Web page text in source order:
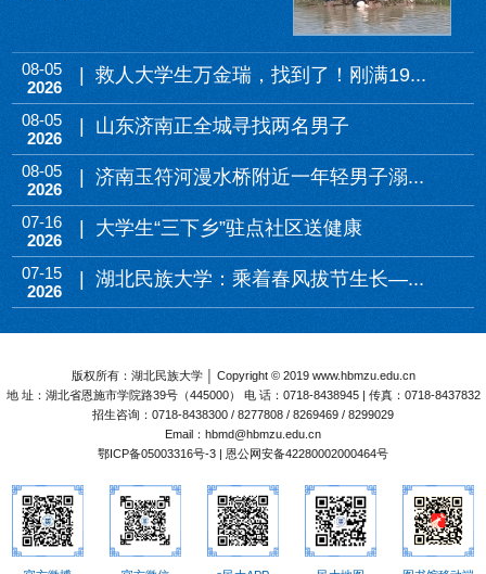
08-05
2026
| 救人大学生万金瑞，找到了！刚满19...
08-05
2026
| 山东济南正全城寻找两名男子
08-05
2026
| 济南玉符河漫水桥附近一年轻男子溺...
07-16
2026
| 大学生“三下乡”驻点社区送健康
07-15
2026
| 湖北民族大学：乘着春风拔节生长—...
版权所有：湖北民族大学 │ Copyright © 2019 www.hbmzu.edu.cn
地 址：湖北省恩施市学院路39号（445000） 电 话：0718-8438945 | 传真：0718-8437832
招生咨询：0718-8438300 / 8277808 / 8269469 / 8299029
Email：hbmd@hbmzu.edu.cn
鄂ICP备05003316号-3 | 恩公网安备42280002000464号